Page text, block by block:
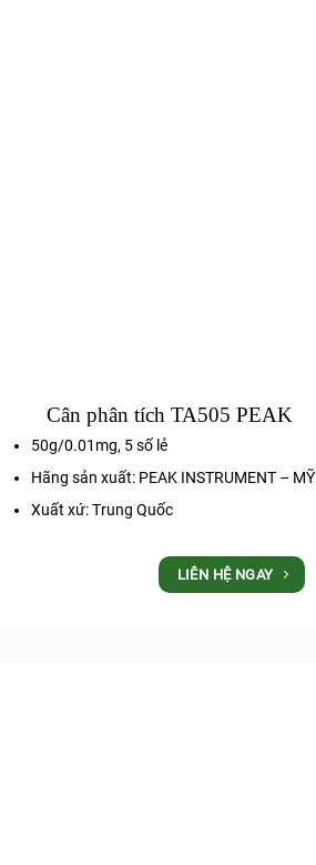
Cân phân tích TA505 PEAK
50g/0.01mg, 5 số lẻ
Hãng sản xuất: PEAK INSTRUMENT – MỸ
Xuất xứ: Trung Quốc
LIÊN HỆ NGAY